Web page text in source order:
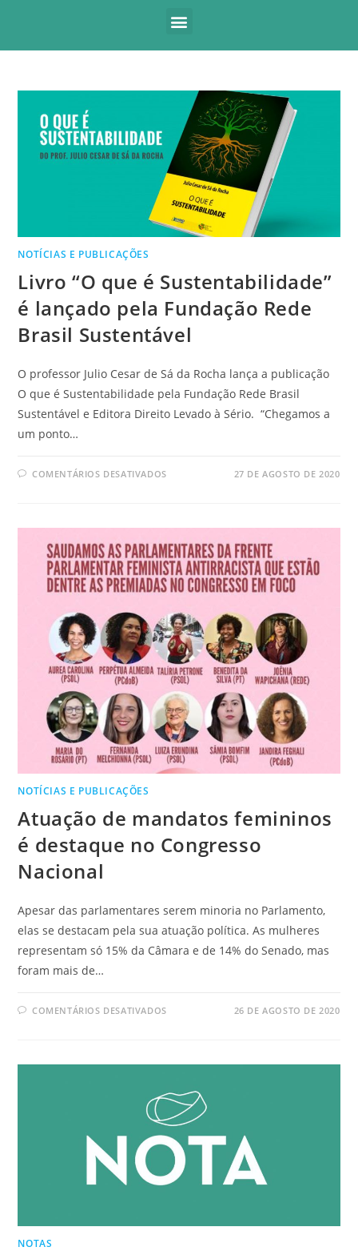
NOTÍCIAS E PUBLICAÇÕES
Livro “O que é Sustentabilidade”
é lançado pela Fundação Rede
Brasil Sustentável
O professor Julio Cesar de Sá da Rocha lança a publicação
O que é Sustentabilidade pela Fundação Rede Brasil
Sustentável e Editora Direito Levado à Sério. “Chegamos a
um ponto…
COMENTÁRIOS DESATIVADOS 27 DE AGOSTO DE 2020
NOTÍCIAS E PUBLICAÇÕES
Atuação de mandatos femininos
é destaque no Congresso
Nacional
Apesar das parlamentares serem minoria no Parlamento,
elas se destacam pela sua atuação política. As mulheres
representam só 15% da Câmara e de 14% do Senado, mas
foram mais de…
COMENTÁRIOS DESATIVADOS 26 DE AGOSTO DE 2020
NOTAS